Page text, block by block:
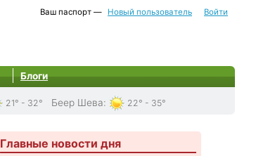
Ваш паспорт — Новый пользователь Войти
Блоги
21° - 32° Беер Шева: 22° - 35°
Главные новости дня